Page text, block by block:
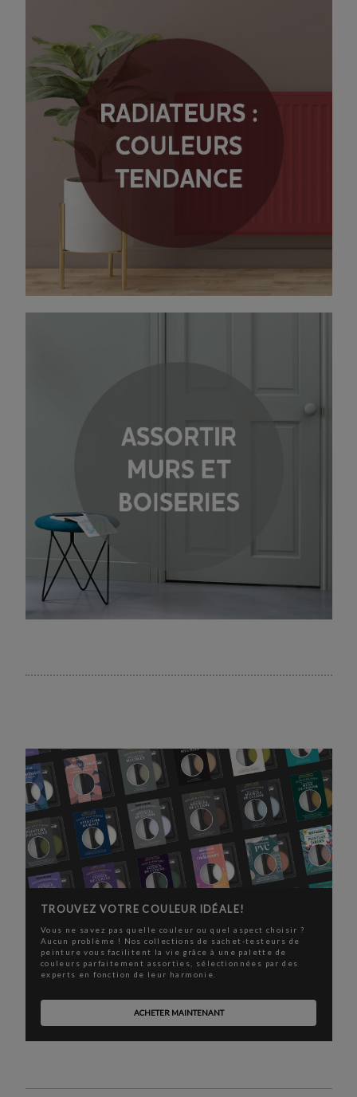
TROUVEZ VOTRE COULEUR IDÉALE!
Vous ne savez pas quelle couleur ou quel aspect choisir ?
Aucun problème ! Nos collections de sachet-testeurs de
peinture vous facilitent la vie grâce à une palette de
couleurs parfaitement assorties, sélectionnées par des
experts en fonction de leur harmonie.
ACHETER MAINTENANT